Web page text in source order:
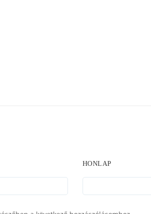
HONLAP